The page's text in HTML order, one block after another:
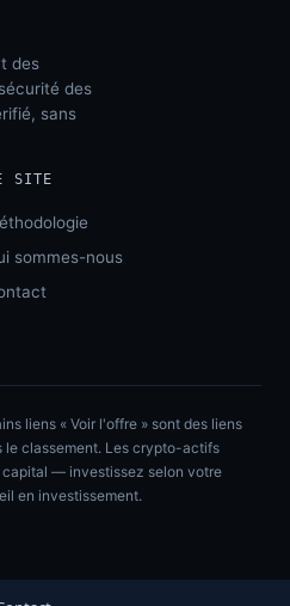
des
des
sans
SITE
sommes-nous
liens « Voir l'offre » sont des liens
classement. Les crypto-actifs
capital — investissez selon votre
en investissement.